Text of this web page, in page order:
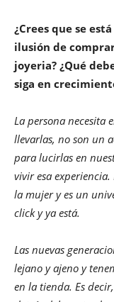
¿Crees que se
ilusión de
joyeria? ¿Qué
siga en
La persona necesita
llevarlas, no son un
para lucirlas en
vivir esa
la mujer y es un
click y ya está.
Las nuevas
lejano y ajeno y
en la tienda. Es